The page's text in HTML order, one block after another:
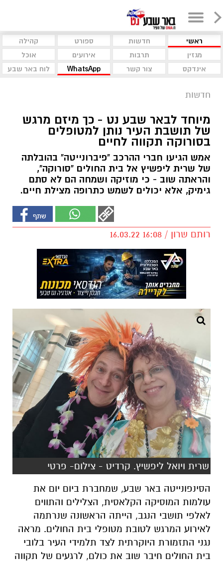
ראשי חדשות ספורט
קהילה
מגזין
תרבות אירועים
אוכל
אינדקס
צור קשר WhatsApp לוח באר שבע
חדשות
מיוחד לבאר שבע נט - כך מיזם מרגש
של תושבת העיר נותן למטופלים
בסורוקה תקווה לחיים
אמש הגיעו חברי ההרכב "פיברונייטה" בהובלתה
של שרית ליפשיץ אל בית החולים "סורוקה",
והראתה שוב - כי מוזיקה ושמחה הם לא סתם
גימיק, אלא יכולים לשמש כתרופה מצילת חיים.
רותם שרון / 16:08 16.03.22
שרית ויואל ליפשיץ. קרדיט - צילום- פרטי
הסינפונייטה באר שבע, שמחברת ביום יום את
עולמות המוסיקה הקלאסית, הצלילים והתווים
לאלפי תושבי הנגב, הייתה הראשונה שנרתמה
לאירוע המרגש לטובת מטופלי בית החולים. מראה
נגני התזמורת היוקרתית לצד תלמידי העיר בלובי
בית החולים חיבר שוב את כולם, לרגעים של תקווה